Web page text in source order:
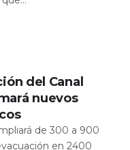
del Canal
nuevos
de 300 a 900
en 2400